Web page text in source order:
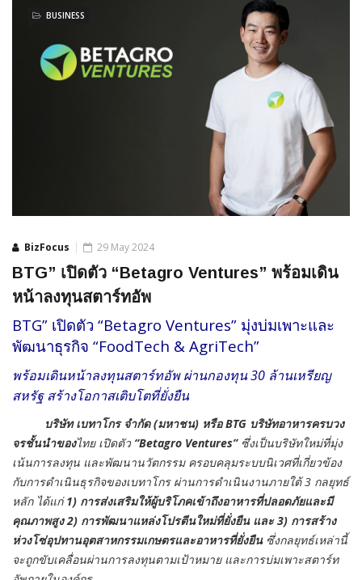
BizFocus
BUSINESS
29 May 2024
BTG” เปิดตัว “Betagro Ventures” พร้อมเดิน
หน้าลงทุนสตาร์ทอัพ
BTG” เปิดตัว “Betagro Ventures” มุ่งบ่มเพาะและ
พัฒนาธุรกิจ “FoodTech & AgriTech”
พร้อมเดินหน้าลงทุนสตาร์ทอัพ ผ่านกองทุน 30 ล้านเหรียญ
สหรัฐ สร้างโอกาสเติบโตที่ยั่งยืน
บริษัท เบทาโกร จำกัด (มหาชน) หรือ BTG บริษัทอาหารครบวง
จรชั้นนําของไทย เปิดตัว “Betagro Ventures”ซึ่งเป็นบริษัทใหม่ที่มุ่ง
เน้นการลงทุน และพัฒนานวัตกรรม ครอบคลุมระบบนิเวศที่เกี่ยวข้อง
กับการดำเนินธุรกิจของเบทาโกร ผ่านการดําเนินงานภายใต้ 3 กลยุทธ์
หลัก ได้แก่1) การส่งเสริมให้ผู้บริโภคเข้าถึงอาหารที่ปลอดภัยและมี
คุณภาพสูง 2) การพัฒนาแหล่งโปรตีนใหม่ที่ยั่งยืน และ 3) การสร้าง
ห่วงโซ่อุปทานอุตสาหกรรมเกษตรและอาหารที่ยั่งยืนซึ่งกลยุทธ์เหล่านี้
จะถูกขับเคลื่อนผ่านการลงทุนตามเป้าหมาย และการบ่มเพาะสตาร์ท